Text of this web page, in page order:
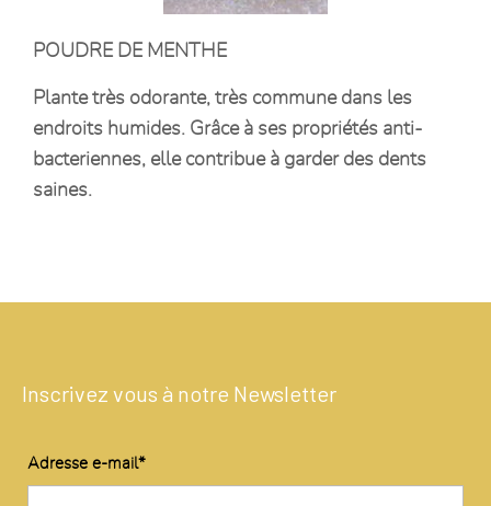
POUDRE DE MENTHE
Plante très odorante, très commune dans les
endroits humides. Grâce à ses propriétés anti-
bacteriennes, elle contribue à garder des dents
saines.
Inscrivez vous à notre Newsletter
Adresse e-mail*